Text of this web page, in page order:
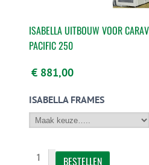
ISABELLA UITBOUW VOOR
PACIFIC 250
€ 881,00
ISABELLA FRAMES